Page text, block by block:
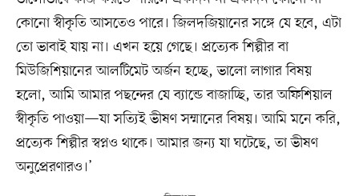
কোনো স্বীকৃতি আসতেও পারে। জিলদজিয়ানের সঙ্গে যে হবে, এটা
তো ভাবাই যায় না। এখন হয়ে গেছে। প্রত্যেক শিল্পীর বা
মিউজিশিয়ানের আলটিমেট অর্জন হচ্ছে, ভালো লাগার বিষয়
হলো, আমি আমার পছন্দের যে ব্যান্ডে বাজাচ্ছি, তার অফিশিয়াল
স্বীকৃতি পাওয়া—যা সত্যিই ভীষণ সম্মানের বিষয়। আমি মনে করি,
প্রত্যেক শিল্পীর স্বপ্নও থাকে। আমার জন্য যা ঘটেছে, তা ভীষণ
অনুপ্রেরণারও।’